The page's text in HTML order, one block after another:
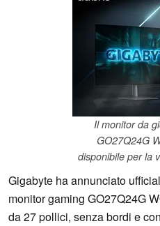
Il monitor da
GO27Q24G
disponibile per la
Gigabyte ha annunciato
monitor gaming GO27Q24G
da 27 pollici, senza bordi e